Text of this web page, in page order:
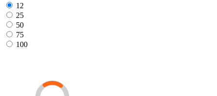
12
25
50
75
100